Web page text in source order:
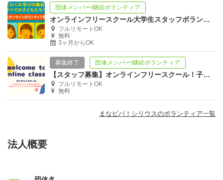
団体メンバー/継続ボランティア
オンラインフリースクール大学生スタッフボランティア募集！
フルリモートOK
無料
3ヶ月からOK
募集終了 団体メンバー/継続ボランティア
【スタッフ募集】オンラインフリースクール！子どもたちの学習支援や活動をサポート！
フルリモートOK
無料
まなビバ！シリウスのボランティア一覧
法人概要